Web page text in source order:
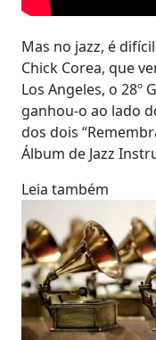
Mas no jazz, é
Chick Corea, que
Los Angeles, o 28º
ganhou-o ao lado
dos dois
Álbum de Jazz
Leia também